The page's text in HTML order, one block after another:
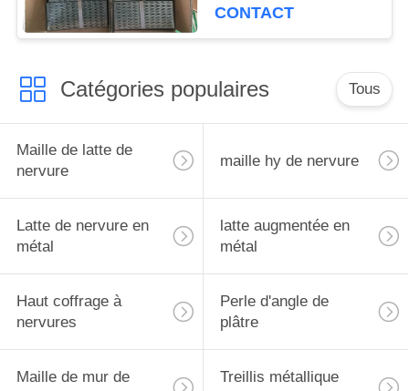
CONTACT
Catégories populaires Tous
Maille de latte de
nervure
maille hy de nervure
Latte de nervure en
métal
latte augmentée en
métal
Haut coffrage à
nervures
Perle d'angle de
plâtre
Maille de mur de
Treillis métallique